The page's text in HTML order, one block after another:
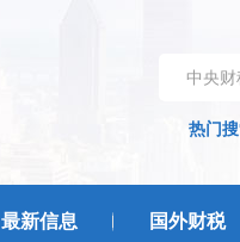
中央
热门
最新信息
国外财税